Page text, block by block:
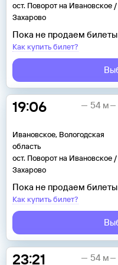
ост. Поворот на Ивановское /
Захарово
Пока не продаем
Как купить билет?
19:06
Ивановское, Вологодская
область
ост. Поворот на Ивановское /
Захарово
54 м
Пока не продаем
Как купить билет?
23:21 54 м